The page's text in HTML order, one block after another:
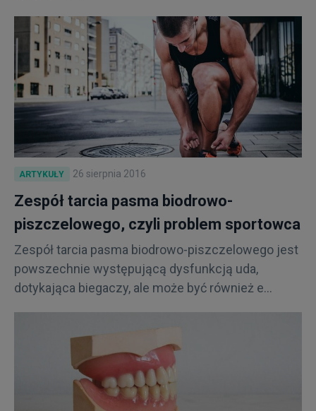
ARTYKUŁY 26 sierpnia 2016
Zespół tarcia pasma biodrowo-
piszczelowego, czyli problem sportowca
Zespół tarcia pasma biodrowo-piszczelowego jest
powszechnie występującą dysfunkcją uda,
dotykająca biegaczy, ale może być również e...